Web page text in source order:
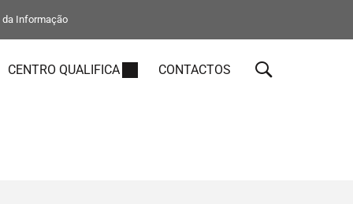
da Informação
CENTRO QUALIFICA CONTACTOS